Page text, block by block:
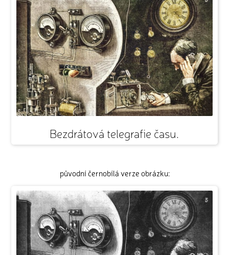
Bezdrátová telegrafie času.
původní černobílá verze obrázku: